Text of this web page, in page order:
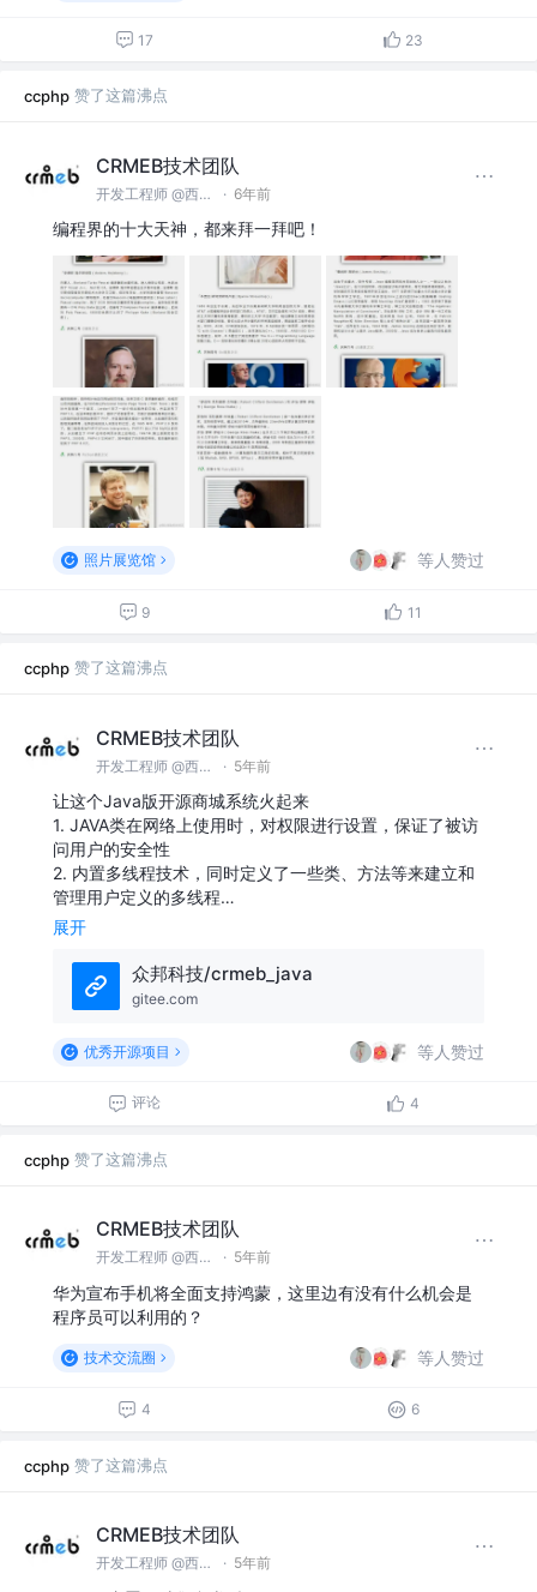
17 23
ccphp 赞了这篇沸点
CRMEB技术团队
开发工程师 @西安众邦网络科技有限公司 · 6年前
编程界的十大天神，都来拜一拜吧！
照片展览馆 等人赞过
9 11
ccphp 赞了这篇沸点
CRMEB技术团队
开发工程师 @西安众邦网络科技有限公司 · 5年前
让这个Java版开源商城系统火起来
1. JAVA类在网络上使用时，对权限进行设置，保证了被访
问用户的安全性
2. 内置多线程技术，同时定义了一些类、方法等来建立和
管理用户定义的多线程…
展开
众邦科技/crmeb_java
gitee.com
优秀开源项目 等人赞过
评论 4
ccphp 赞了这篇沸点
CRMEB技术团队
开发工程师 @西安众邦网络科技有限公司 · 5年前
华为宣布手机将全面支持鸿蒙，这里边有没有什么机会是
程序员可以利用的？
技术交流圈 等人赞过
4 6
ccphp 赞了这篇沸点
CRMEB技术团队
开发工程师 @西安众邦网络科技有限公司 · 5年前